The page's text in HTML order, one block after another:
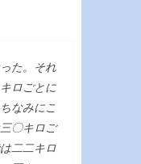
た。それ
ロごとに
なみにこ
〇キロご
二二キロ